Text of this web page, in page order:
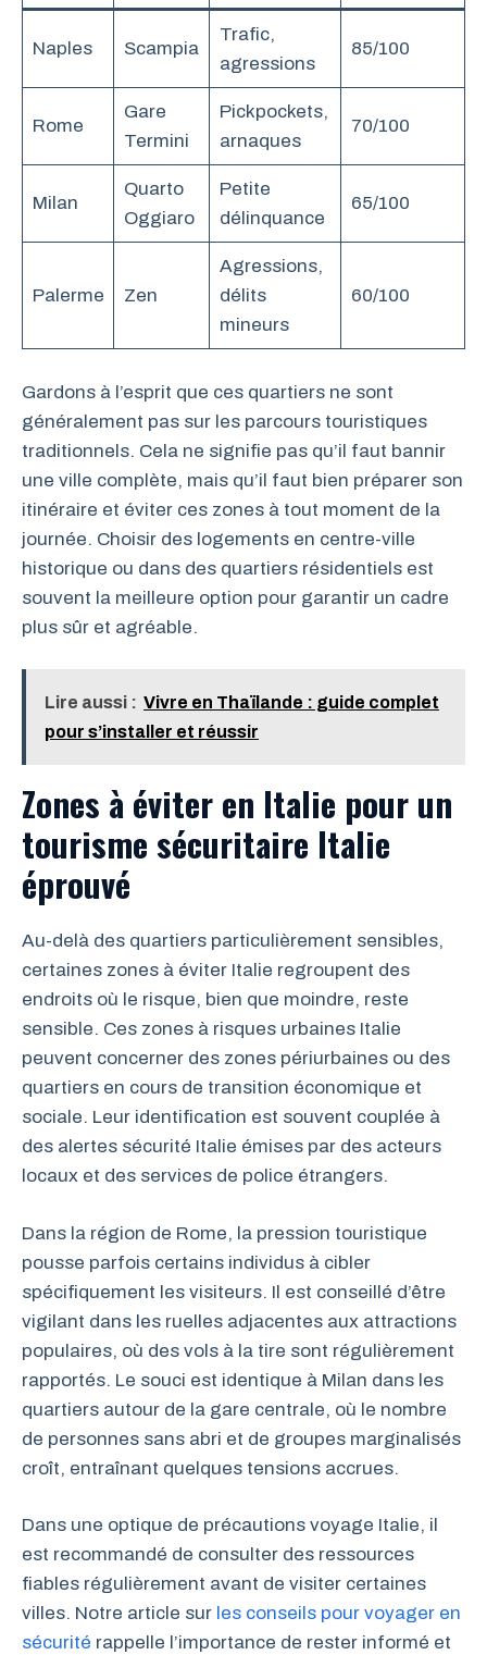
Naples Scampia
Trafic,
agressions
85/100
Rome
Gare
Termini
Pickpockets,
arnaques
70/100
Milan
Quarto
Oggiaro
Petite
délinquance
65/100
Palerme Zen
Agressions,
délits
mineurs
60/100
Gardons à l’esprit que ces quartiers ne sont
généralement pas sur les parcours touristiques
traditionnels. Cela ne signifie pas qu’il faut bannir
une ville complète, mais qu’il faut bien préparer son
itinéraire et éviter ces zones à tout moment de la
journée. Choisir des logements en centre-ville
historique ou dans des quartiers résidentiels est
souvent la meilleure option pour garantir un cadre
plus sûr et agréable.
Lire aussi : Vivre en Thaïlande : guide complet
pour s’installer et réussir
Zones à éviter en Italie pour un
tourisme sécuritaire Italie
éprouvé
Au-delà des quartiers particulièrement sensibles,
certaines zones à éviter Italie regroupent des
endroits où le risque, bien que moindre, reste
sensible. Ces zones à risques urbaines Italie
peuvent concerner des zones périurbaines ou des
quartiers en cours de transition économique et
sociale. Leur identification est souvent couplée à
des alertes sécurité Italie émises par des acteurs
locaux et des services de police étrangers.
Dans la région de Rome, la pression touristique
pousse parfois certains individus à cibler
spécifiquement les visiteurs. Il est conseillé d’être
vigilant dans les ruelles adjacentes aux attractions
populaires, où des vols à la tire sont régulièrement
rapportés. Le souci est identique à Milan dans les
quartiers autour de la gare centrale, où le nombre
de personnes sans abri et de groupes marginalisés
croît, entraînant quelques tensions accrues.
Dans une optique de précautions voyage Italie, il
est recommandé de consulter des ressources
fiables régulièrement avant de visiter certaines
villes. Notre article sur les conseils pour voyager en
sécurité rappelle l’importance de rester informé et